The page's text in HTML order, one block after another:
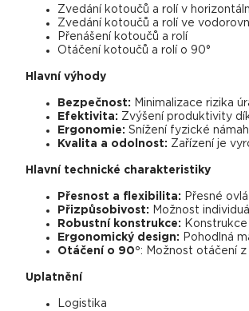
Zvedání kotoučů a rolí v
Zvedání kotoučů a rolí ve
Přenášení kotoučů a rolí
Otáčení kotoučů a rolí o 90°
Hlavní výhody
Bezpečnost: Minimalizace rizika
Efektivita: Zvýšení produktivity
Ergonomie: Snížení fyzické
Kvalita a odolnost: Zařízení je
Hlavní technické charakteristiky
Přesnost a flexibilita: Přesné
Přizpůsobivost: Možnost
Robustní konstrukce:
Ergonomický design: Pohodlná
Otáčení o 90°: Možnost otáčení
Uplatnění
Logistika